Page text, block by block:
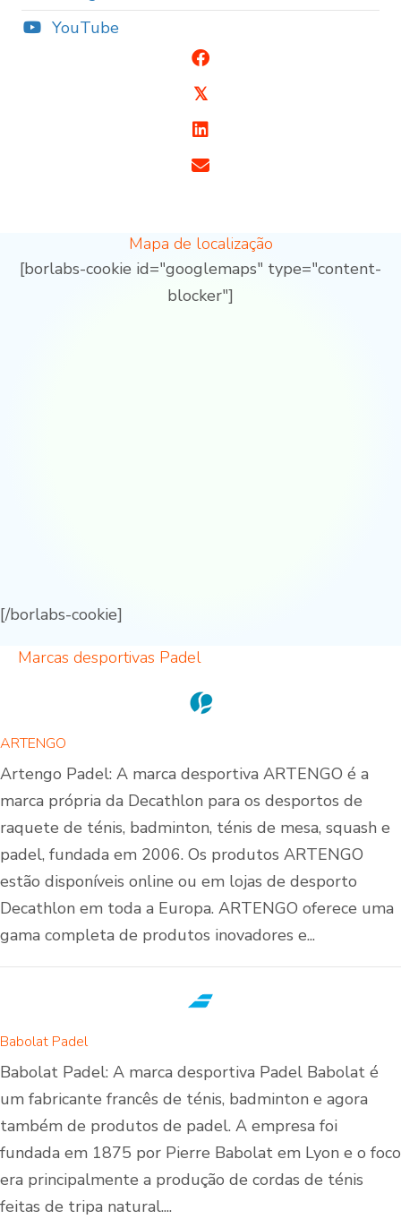
YouTube
𝕏
Mapa de localização
[borlabs-cookie id="googlemaps" type="content-
blocker"]
[/borlabs-cookie]
Marcas desportivas Padel
ARTENGO
Artengo Padel: A marca desportiva ARTENGO é a
marca própria da Decathlon para os desportos de
raquete de ténis, badminton, ténis de mesa, squash e
padel, fundada em 2006. Os produtos ARTENGO
estão disponíveis online ou em lojas de desporto
Decathlon em toda a Europa. ARTENGO oferece uma
gama completa de produtos inovadores e...
Babolat Padel
Babolat Padel: A marca desportiva Padel Babolat é
um fabricante francês de ténis, badminton e agora
também de produtos de padel. A empresa foi
fundada em 1875 por Pierre Babolat em Lyon e o foco
era principalmente a produção de cordas de ténis
feitas de tripa natural....